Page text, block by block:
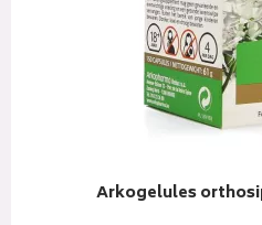
Arkogelules